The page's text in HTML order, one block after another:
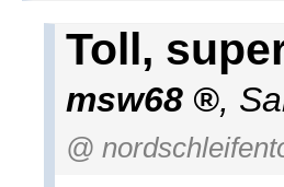
Toll,
msw68 ,
@